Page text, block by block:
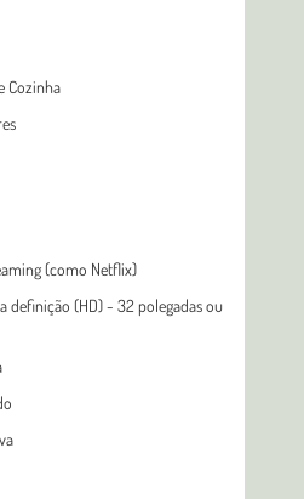
Cozinha
(como Netflix)
definição (HD) - 32 polegadas ou